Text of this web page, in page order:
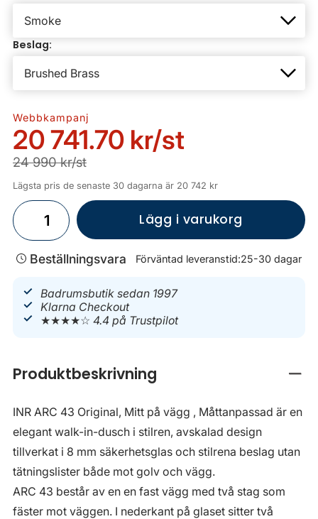
Beslag:
Webbkampanj
20 741.70 kr/st
24 990 kr/st
Lägsta pris de senaste 30 dagarna är 20 742 kr
Lägg i varukorg
Beställningsvara Förväntad leveranstid:25-30 dagar
Badrumsbutik sedan 1997
Klarna Checkout
★★★★☆4.4 på Trustpilot
Produktbeskrivning
INR ARC 43 Original, Mitt på vägg , Måttanpassad är en
elegant walk-in-dusch i stilren, avskalad design
tillverkat i 8 mm säkerhetsglas och stilrena beslag utan
tätningslister både mot golv och vägg.
ARC 43 består av en en fast vägg med två stag som
fäster mot väggen. I nederkant på glaset sitter två